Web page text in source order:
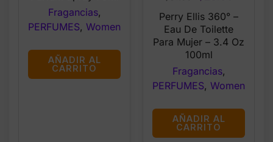
Fragancias,
PERFUMES, Women
AÑADIR AL
CARRITO
price
was:
$31.99. $28.99.
Perry Ellis 360° –
Eau De Toilette
Para Mujer – 3.4 Oz
100ml
Fragancias,
PERFUMES, Women
AÑADIR AL
CARRITO